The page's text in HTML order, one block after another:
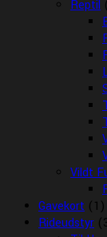
Reptil
Vildt
Gavekort (1)
Rideudstyr